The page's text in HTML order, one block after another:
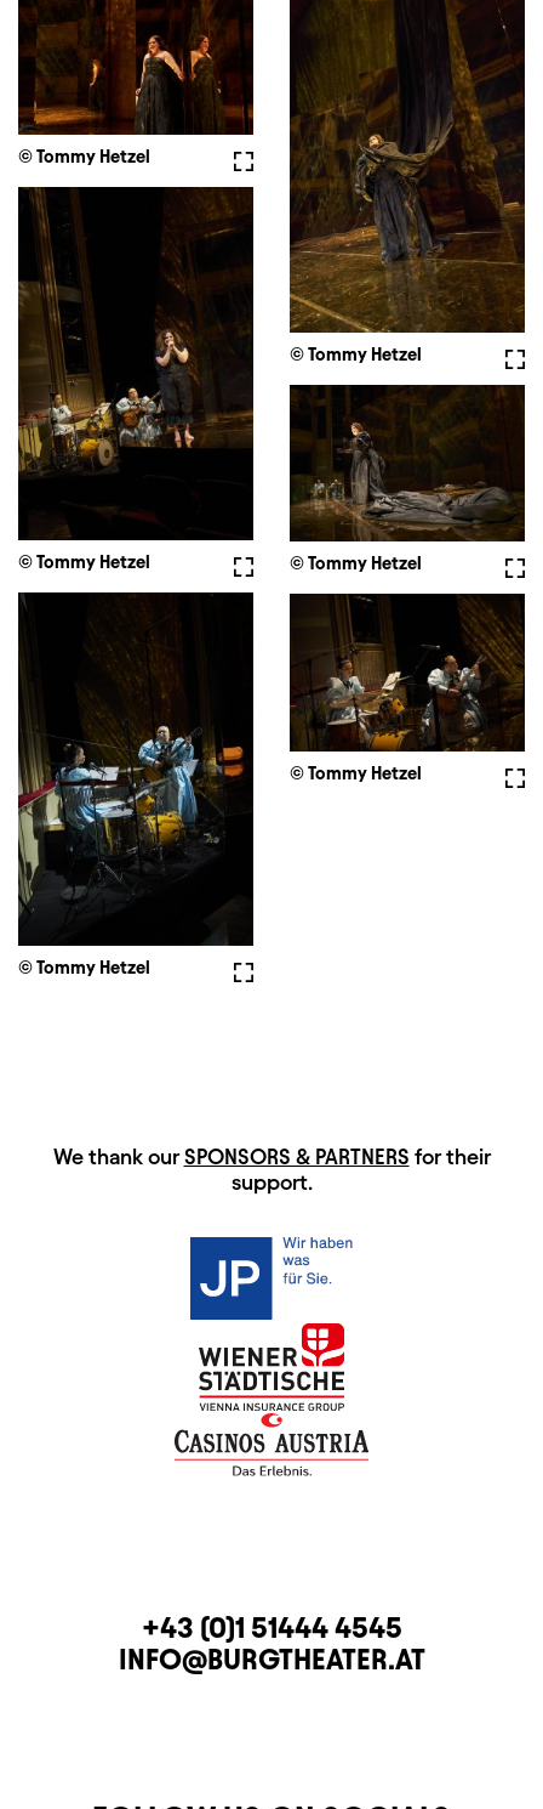
Fullscreen
© Tommy Hetzel
© Tommy Hetzel
Fullscreen
© Tommy Hetzel © Tommy Hetzel
Fullscreen
© Tommy Hetzel
© Tommy Hetzel
HAUPTSPONSOREN
We thank ourSPONSORS & PARTNERS for their
support.
CONTACTTELEPHONE
+43 (0)1 51444 4545
E-MAIL
INFO@BURGTHEATER.AT